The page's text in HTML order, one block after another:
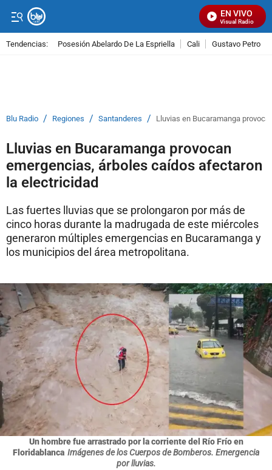
EN VIVO
Señal Visual Radio
Tendencias: Posesión Abelardo De La Espriella Cali Gustavo Petro
Blu Radio / Regiones / Santanderes / Lluvias en Bucaramanga
Lluvias en Bucaramanga provocan
emergencias, árboles caídos afectaron
la electricidad
Las fuertes lluvias que se prolongaron por más de
cinco horas durante la madrugada de este miércoles
generaron múltiples emergencias en Bucaramanga y
los municipios del área metropolitana.
Un hombre fue arrastrado por la corriente del Río Frío en
Floridablanca Imágenes de los Cuerpos de Bomberos. Emergencia
por lluvias.